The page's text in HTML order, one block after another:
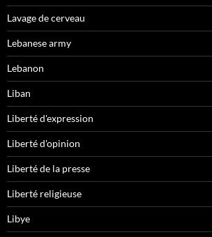
Lavage de cerveau
Lebanese army
Lebanon
Liban
Liberté d'expression
Liberté d'opinion
Liberté de la presse
Liberté religieuse
Libye